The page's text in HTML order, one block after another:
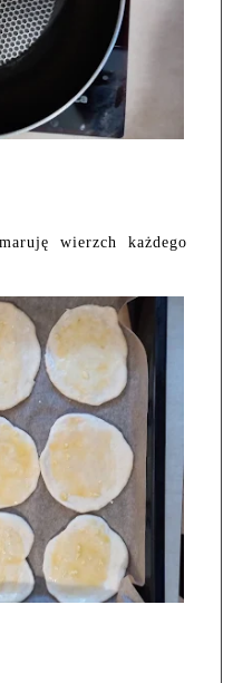
wierzch każdego